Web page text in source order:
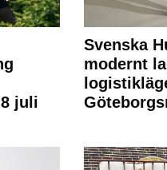
juli
Svenska
modernt